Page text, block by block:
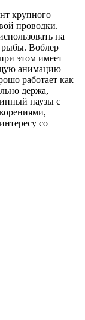
крупного
проводки.
на
рыбы. Воблер
этом имеет
анимацию
работает как
держа,
паузы с
со